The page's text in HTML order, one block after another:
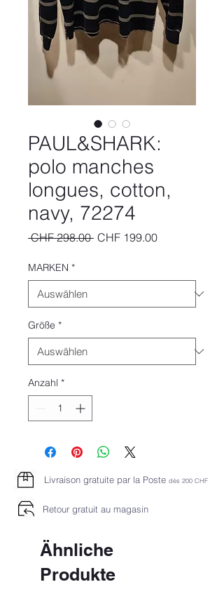
PAUL&SHARK:
polo manches
longues, cotton,
navy, 72274
CHF 298.00 Standardpreis
CHF 199.00Sale-
MARKEN *
Größe *
Anzahl *
Livraison gratuite par la Poste dès 200 CHF
Retour gratuit au magasin
Ähnliche
Produkte